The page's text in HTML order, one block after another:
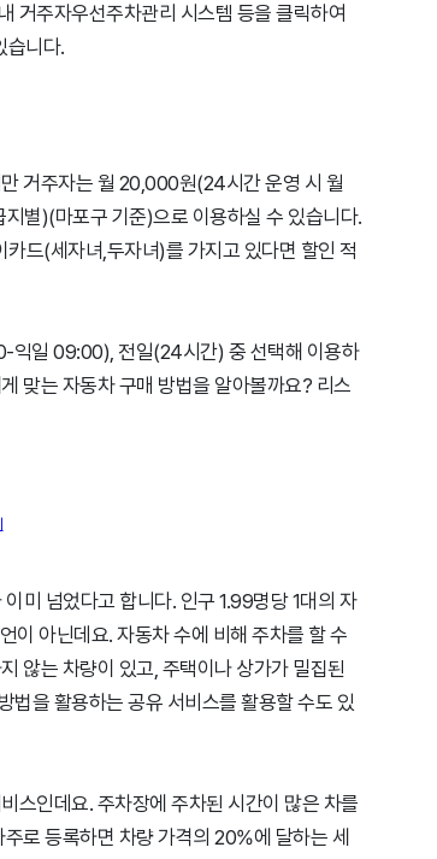
거주자우선주차관리 시스템 등을 클릭하여
습니다.
거주자는 월 20,000원(24시간 운영 시 월
)(마포구 기준)으로 이용하실 수 있습니다.
드(세자녀,두자녀)를 가지고 있다면 할인 적
일 09:00), 전일(24시간) 중 선택해 이용하
맞는 자동차 구매 방법을 알아볼까요? 리스
미 넘었다고 합니다. 인구 1.99명당 1대의 자
이 아닌데요. 자동차 수에 비해 주차를 할 수
않는 차량이 있고, 주택이나 상가가 밀집된
법을 활용하는 공유 서비스를 활용할 수도 있
스인데요. 주차장에 주차된 시간이 많은 차를
로 등록하면 차량 가격의 20%에 달하는 세